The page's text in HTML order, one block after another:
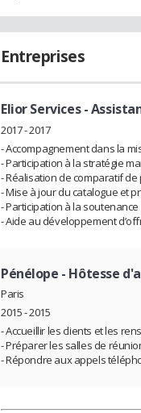
Entreprises
Elior Services-
2017 - 2017
- Accompagnement dans la
- Participation à la stratégie
- Réalisation de comparatif
- Mise à jour du catalogue et
- Participation à la
- Aide au développement
Pénélope - Hôtesse
Paris
2015 - 2015
- Accueillir les clients et les
- Préparer les salles de
- Répondre aux appels